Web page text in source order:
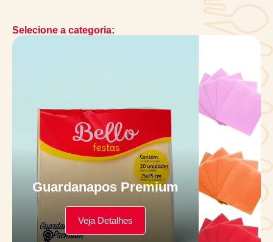
Selecione a categoria:
Guardanapos Premium
Veja Detalhes